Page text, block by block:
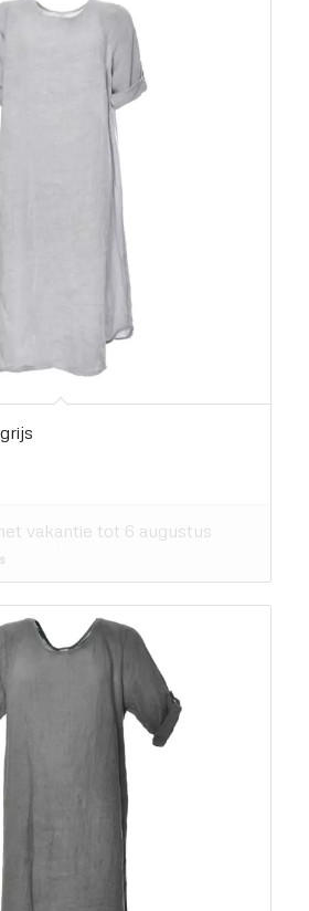
vakantie tot 6 augustus